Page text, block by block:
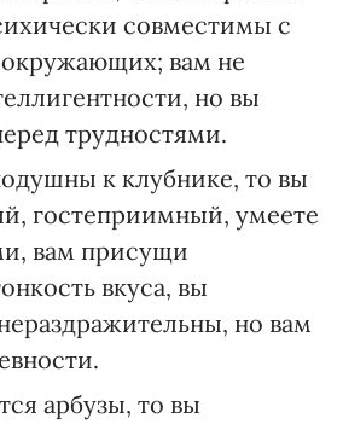
совместимы с
вам не
но вы
трудностями.
к клубнике, то вы
гостеприимный, умеете
вам присущи
вкуса, вы
но вам
арбузы, то вы